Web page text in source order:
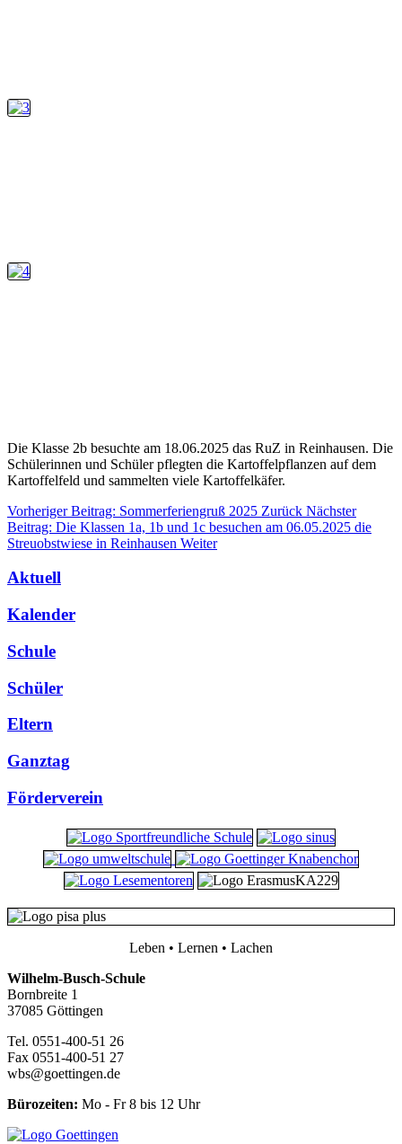
Die Klasse 2b besuchte am 18.06.2025 das RuZ in Reinhausen. Die
Schülerinnen und Schüler pflegten die Kartoffelpflanzen auf dem
Kartoffelfeld und sammelten viele Kartoffelkäfer.
Vorheriger Beitrag: Sommerferiengruß 2025 Zurück Nächster
Beitrag: Die Klassen 1a, 1b und 1c besuchen am 06.05.2025 die
Streuobstwiese in Reinhausen Weiter
Aktuell
Kalender
Schule
Schüler
Eltern
Ganztag
Förderverein
Leben • Lernen • Lachen
Wilhelm-Busch-Schule
Bornbreite 1
37085 Göttingen
Tel. 0551-400-51 26
Fax 0551-400-51 27
wbs@goettingen.de
Bürozeiten: Mo - Fr 8 bis 12 Uhr